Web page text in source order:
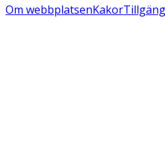
Om webbplatsenKakor